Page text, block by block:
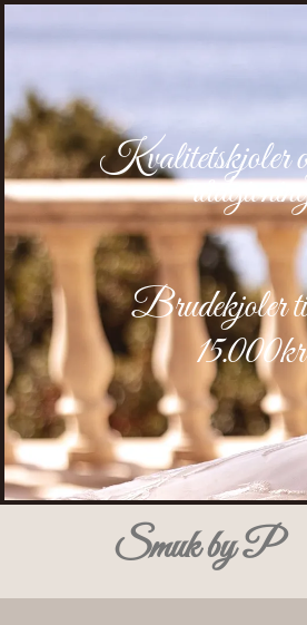
Kvalitetskjoler
Brudekjoler
Smuk by P